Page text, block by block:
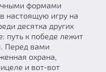
формами
настоящую игру на
десятка других
путь к победе лежит
Перед вами
охрана,
и вот-вот